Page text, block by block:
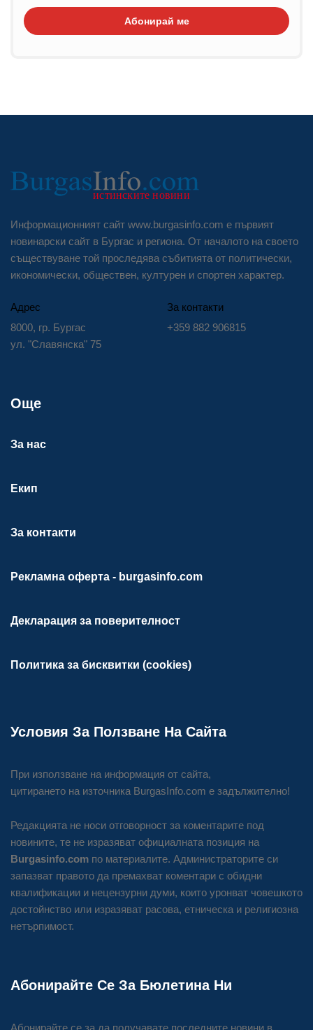
Абонирай ме
Информационният сайт www.burgasinfo.com е първият
новинарски сайт в Бургас и региона. От началото на своето
съществуване той проследява събитията от политически,
икономически, обществен, културен и спортен характер.
Адрес
8000, гр. Бургас
ул. "Славянска" 75
За контакти
+359 882 906815
Още
За нас
Екип
За контакти
Рекламна оферта - burgasinfo.com
Декларация за поверителност
Политика за бисквитки (cookies)
Условия За Ползване На Сайта
При използване на информация от сайта,
цитирането на източника BurgasInfo.com е задължително!
Редакцията не носи отговорност за коментарите под
новините, те не изразяват официалната позиция на
Burgasinfo.com по материалите. Администраторите си
запазват правото да премахват коментари с обидни
квалификации и нецензурни думи, които уронват човешкото
достойнство или изразяват расова, етническа и религиозна
нетърпимост.
Абонирайте Се За Бюлетина Ни
Абонирайте се за да получавате последните новини в